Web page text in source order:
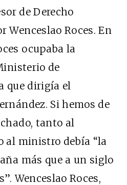
de Derecho
Wenceslao Roces. En
ocupaba la
de
que dirigía el
Si hemos de
tanto al
al ministro debía “la
más que a un siglo
Wenceslao Roces,